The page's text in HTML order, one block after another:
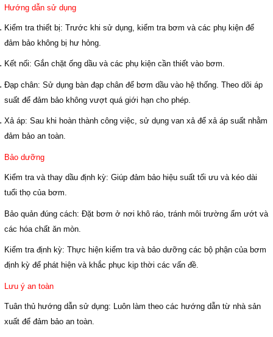
Hướng dẫn sử dụng
Kiểm tra thiết bị: Trước khi sử dụng, kiểm tra bơm và các phụ kiện để
đảm bảo không bị hư hỏng.
Kết nối: Gắn chặt ống dầu và các phụ kiện cần thiết vào bơm.
Đạp chân: Sử dụng bàn đạp chân để bơm dầu vào hệ thống. Theo dõi áp
suất để đảm bảo không vượt quá giới hạn cho phép.
Xả áp: Sau khi hoàn thành công việc, sử dụng van xả để xả áp suất nhằm
đảm bảo an toàn.
Bảo dưỡng
Kiểm tra và thay dầu định kỳ: Giúp đảm bảo hiệu suất tối ưu và kéo dài
tuổi thọ của bơm.
Bảo quản đúng cách: Đặt bơm ở nơi khô ráo, tránh môi trường ẩm ướt và
các hóa chất ăn mòn.
Kiểm tra định kỳ: Thực hiện kiểm tra và bảo dưỡng các bộ phận của bơm
định kỳ để phát hiện và khắc phục kịp thời các vấn đề.
Lưu ý an toàn
Tuân thủ hướng dẫn sử dụng: Luôn làm theo các hướng dẫn từ nhà sản
xuất để đảm bảo an toàn.